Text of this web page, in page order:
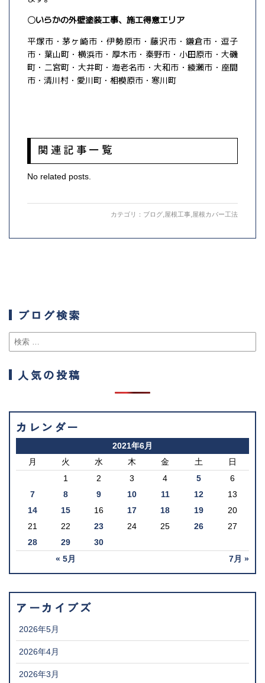
〇いらかの外壁塗装工事、施工得意エリア
平塚市・茅ヶ崎市・伊勢原市・藤沢市・鎌倉市・逗子
市・葉山町・横浜市・厚木市・秦野市・小田原市・大磯
町・二宮町・大井町・海老名市・大和市・綾瀬市・座間
市・清川村・愛川町・相模原市・寒川町
関連記事一覧
No related posts.
カテゴリ： ブログ 屋根工事 屋根カバー工法
ブログ検索
人気の投稿
カレンダー
2021年6月
月
火 水 木 金 土 日
« 5月 7月 »
1 2 3 4 5
6
7
8 9 10 11 12
13
14
15 16 17 18 19
20
21
22 23 24 25 26
27
28
29 30
アーカイブズ
2026年5月
2026年4月
2026年3月